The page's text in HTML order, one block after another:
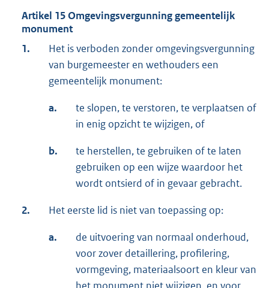
Artikel 15 Omgevingsvergunning gemeentelijk
monument
1.
Het is verboden zonder omgevingsvergunning
van burgemeester en wethouders een
gemeentelijk monument:
a.
te slopen, te verstoren, te verplaatsen of
in enig opzicht te wijzigen, of
b.
te herstellen, te gebruiken of te laten
gebruiken op een wijze waardoor het
wordt ontsierd of in gevaar gebracht.
2. Het eerste lid is niet van toepassing op:
a.
de uitvoering van normaal onderhoud,
voor zover detaillering, profilering,
vormgeving, materiaalsoort en kleur van